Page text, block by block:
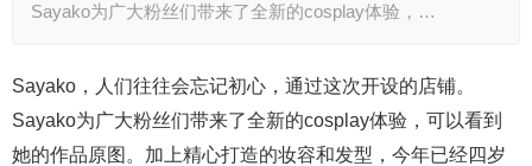
Sayako为广大粉丝们带来了全新的cosplay体验，…
Sayako，人们往往会忘记初心，通过这次开设的店铺。
Sayako为广大粉丝们带来了全新的cosplay体验，可以看到
她的作品原图。加上精心打造的妆容和发型，今年已经四岁